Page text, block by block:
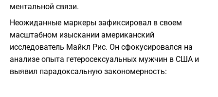
ментальной связи.
Неожиданные маркеры зафиксировал в своем
масштабном изыскании американский
исследователь Майкл Рис. Он сфокусировался на
анализе опыта гетеросексуальных мужчин в США и
выявил парадоксальную закономерность: